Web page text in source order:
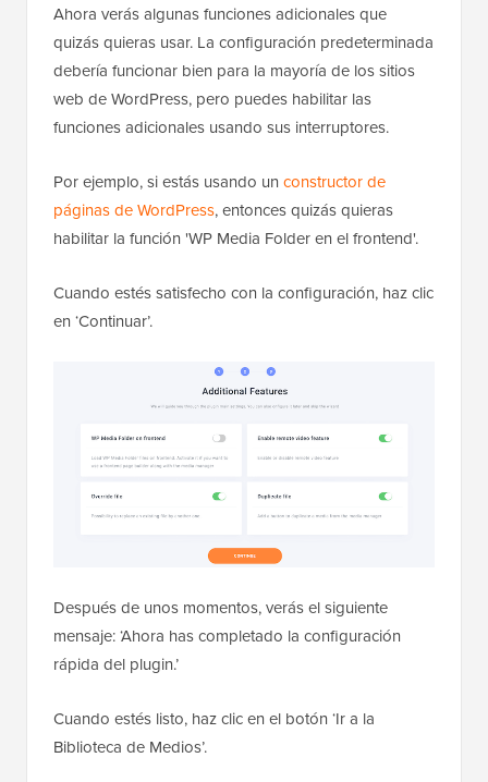
Ahora verás algunas funciones adicionales que
quizás quieras usar. La configuración predeterminada
debería funcionar bien para la mayoría de los sitios
web de WordPress, pero puedes habilitar las
funciones adicionales usando sus interruptores.
Por ejemplo, si estás usando un constructor de
páginas de WordPress, entonces quizás quieras
habilitar la función 'WP Media Folder en el frontend'.
Cuando estés satisfecho con la configuración, haz clic
en ‘Continuar’.
Después de unos momentos, verás el siguiente
mensaje: ‘Ahora has completado la configuración
rápida del plugin.’
Cuando estés listo, haz clic en el botón ‘Ir a la
Biblioteca de Medios’.